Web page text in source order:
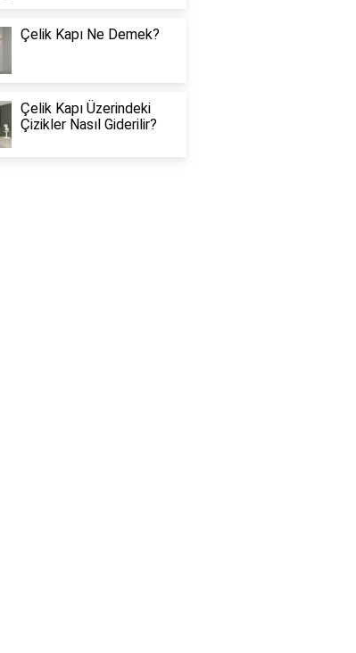
Çelik Kapı Ne Demek?
Çelik Kapı Üzerindeki
Çizikler Nasıl Giderilir?